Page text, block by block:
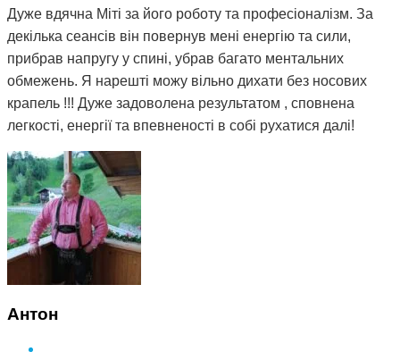
Дуже вдячна Міті за його роботу та професіоналізм. За
декілька сеансів він повернув мені енергію та сили,
прибрав напругу у спині, убрав багато ментальних
обмежень. Я нарешті можу вільно дихати без носових
крапель !!! Дуже задоволена результатом , сповнена
легкості, енергії та впевненості в собі рухатися далі!
Антон